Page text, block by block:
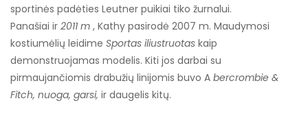
sportinės padėties Leutner puikiai tiko žurnalui.
Panašiai ir 2011 m , Kathy pasirodė 2007 m. Maudymosi
kostiumėlių leidime Sportas iliustruotas kaip
demonstruojamas modelis. Kiti jos darbai su
pirmaujančiomis drabužių linijomis buvo A bercrombie &
Fitch, nuoga, garsi, ir daugelis kitų.